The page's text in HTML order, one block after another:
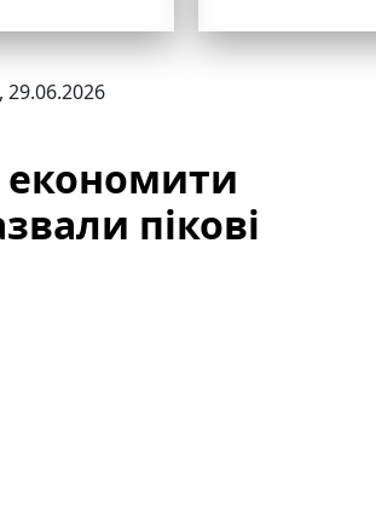
29.06.2026
економити
пікові